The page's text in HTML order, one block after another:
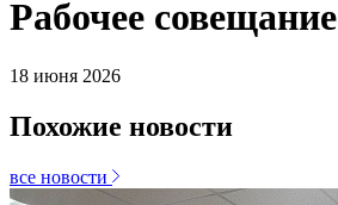
Рабочее совещание
18 июня 2026
Похожие новости
все новости